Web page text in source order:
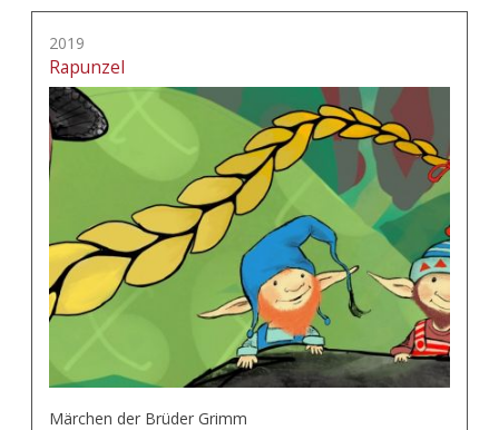
2019
Rapunzel
Märchen der Brüder Grimm